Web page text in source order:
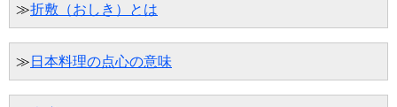
≫折敷（おしき）とは
≫日本料理の点心の意味